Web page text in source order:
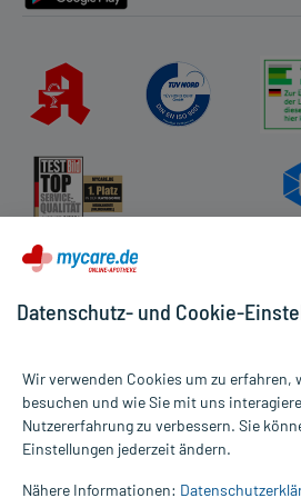
Alle Preise gelten inkl. MwSt., ggf. zzgl.
Informationen auf dieser Website
Datenschutz- und Cookie-
Wir verwenden Cookies um zu erfahren,
besuchen und wie Sie mit uns
Nutzererfahrung zu verbessern. Sie
Einstellungen jederzeit ändern.
Nähere Informationen: